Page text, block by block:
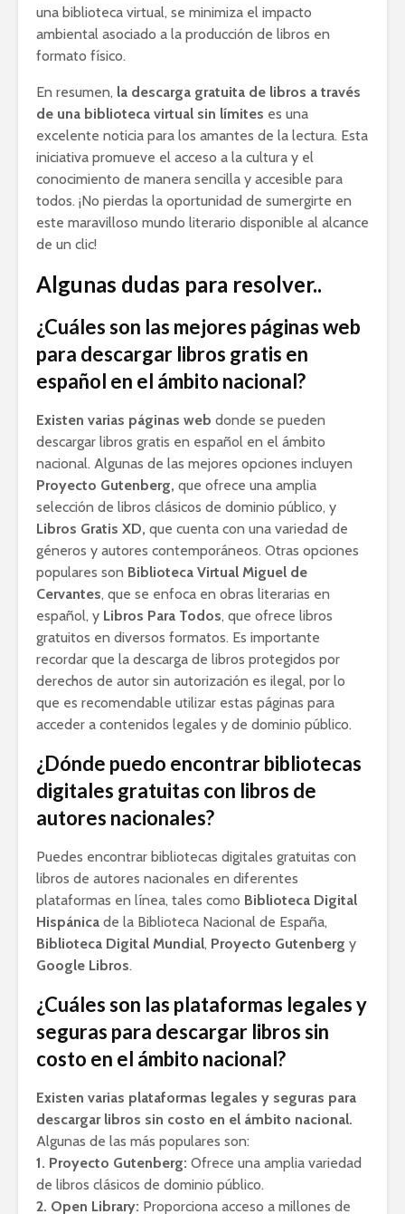
una biblioteca virtual, se minimiza el impacto
ambiental asociado a la producción de libros en
formato físico.
En resumen, la descarga gratuita de libros a través
de una biblioteca virtual sin límites es una
excelente noticia para los amantes de la lectura. Esta
iniciativa promueve el acceso a la cultura y el
conocimiento de manera sencilla y accesible para
todos. ¡No pierdas la oportunidad de sumergirte en
este maravilloso mundo literario disponible al alcance
de un clic!
Algunas dudas para resolver..
¿Cuáles son las mejores páginas web
para descargar libros gratis en
español en el ámbito nacional?
Existen varias páginas web donde se pueden
descargar libros gratis en español en el ámbito
nacional. Algunas de las mejores opciones incluyen
Proyecto Gutenberg, que ofrece una amplia
selección de libros clásicos de dominio público, y
Libros Gratis XD, que cuenta con una variedad de
géneros y autores contemporáneos. Otras opciones
populares son Biblioteca Virtual Miguel de
Cervantes, que se enfoca en obras literarias en
español, y Libros Para Todos, que ofrece libros
gratuitos en diversos formatos. Es importante
recordar que la descarga de libros protegidos por
derechos de autor sin autorización es ilegal, por lo
que es recomendable utilizar estas páginas para
acceder a contenidos legales y de dominio público.
¿Dónde puedo encontrar bibliotecas
digitales gratuitas con libros de
autores nacionales?
Puedes encontrar bibliotecas digitales gratuitas con
libros de autores nacionales en diferentes
plataformas en línea, tales como Biblioteca Digital
Hispánica de la Biblioteca Nacional de España,
Biblioteca Digital Mundial, Proyecto Gutenberg y
Google Libros.
¿Cuáles son las plataformas legales y
seguras para descargar libros sin
costo en el ámbito nacional?
Existen varias plataformas legales y seguras para
descargar libros sin costo en el ámbito nacional.
Algunas de las más populares son:
1. Proyecto Gutenberg: Ofrece una amplia variedad
de libros clásicos de dominio público.
2. Open Library: Proporciona acceso a millones de